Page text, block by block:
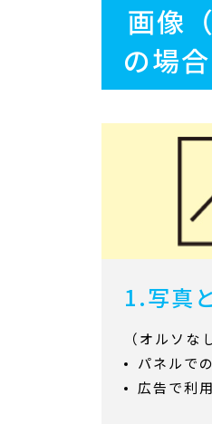
画像
の場合
1.写真
（オルソな
パネルで
広告で利用